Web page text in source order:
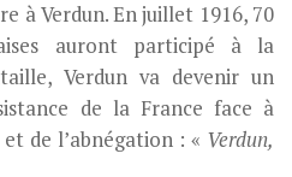
à Verdun. En juillet 1916, 70
auront participé à la
Verdun va devenir un
de la France face à
et de l’abnégation : « Verdun,